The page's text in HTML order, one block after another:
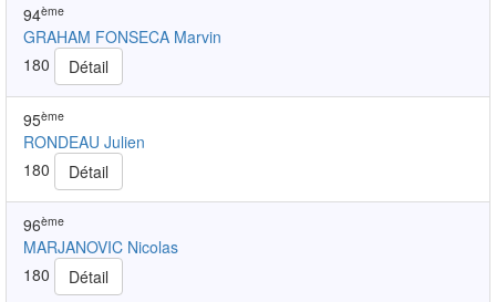
94ème
GRAHAM FONSECA Marvin
180
Détail
95ème
RONDEAU Julien
180
Détail
96ème
MARJANOVIC Nicolas
180
Détail